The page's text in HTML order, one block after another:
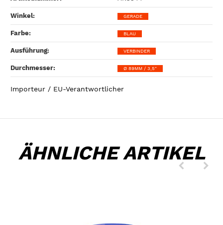
Winkel‍: GERADE
Farbe‍: BLAU
Ausführung‍: VERBINDER
Durchmesser‍: Ø 89MM / 3,5"
Importeur / EU-Verantwortlicher
ÄHNLICHE ARTIKEL